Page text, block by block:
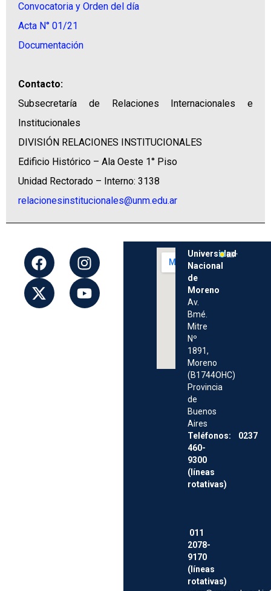
Convocatoria y Orden del día
Acta N° 01/21
Documentación
Contacto:
Subsecretaría de Relaciones Internacionales e
Institucionales
DIVISIÓN RELACIONES INSTITUCIONALES
Edificio Histórico – Ala Oeste 1° Piso
Unidad Rectorado – Interno: 3138
relacionesinstitucionales@unm.edu.ar
Universidad
Nacional
de
Moreno
Av.
Bmé.
Mitre
Nº
1891,
Moreno
(B1744OHC)
Provincia
de
Buenos
Aires
Teléfonos: 0237
460-
9300
(líneas
rotativas)
011
2078-
9170
(líneas
rotativas)